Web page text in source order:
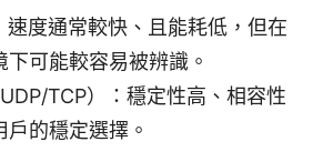
度通常較快、且能耗低，但在
下可能較容易被辨識。
TCP）：穩定性高、相容性
的穩定選擇。